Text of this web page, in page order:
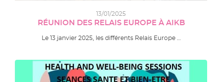
13/01/2025
RÉUNION DES RELAIS EUROPE À AIKB
Le 13 janvier 2025, les différents Relais Europe …